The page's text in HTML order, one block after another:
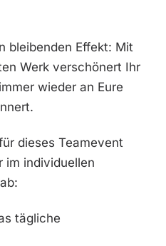
bleibenden Effekt: Mit
Werk verschönert Ihr
wieder an Eure
dieses Teamevent
im individuellen
tägliche